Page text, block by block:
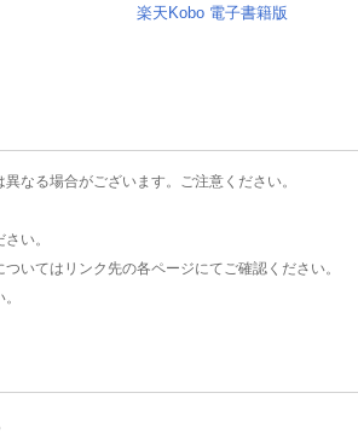
楽天Kobo 電子書籍版
なる場合がございます。ご注意ください。
い。
いてはリンク先の各ページにてご確認ください。